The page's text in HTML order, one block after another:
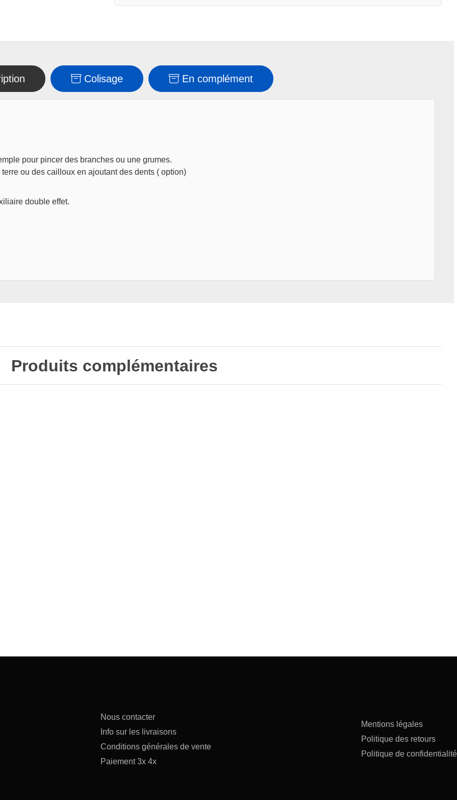
Colisage En complément
pour pincer des branches ou une grumes.
ou des cailloux en ajoutant des dents ( option)
double effet.
Produits complémentaires
Nous contacter
Info sur les livraisons
Conditions générales de vente
Paiement 3x 4x
Mentions légales
Politique des retours
Politique de confidentialité